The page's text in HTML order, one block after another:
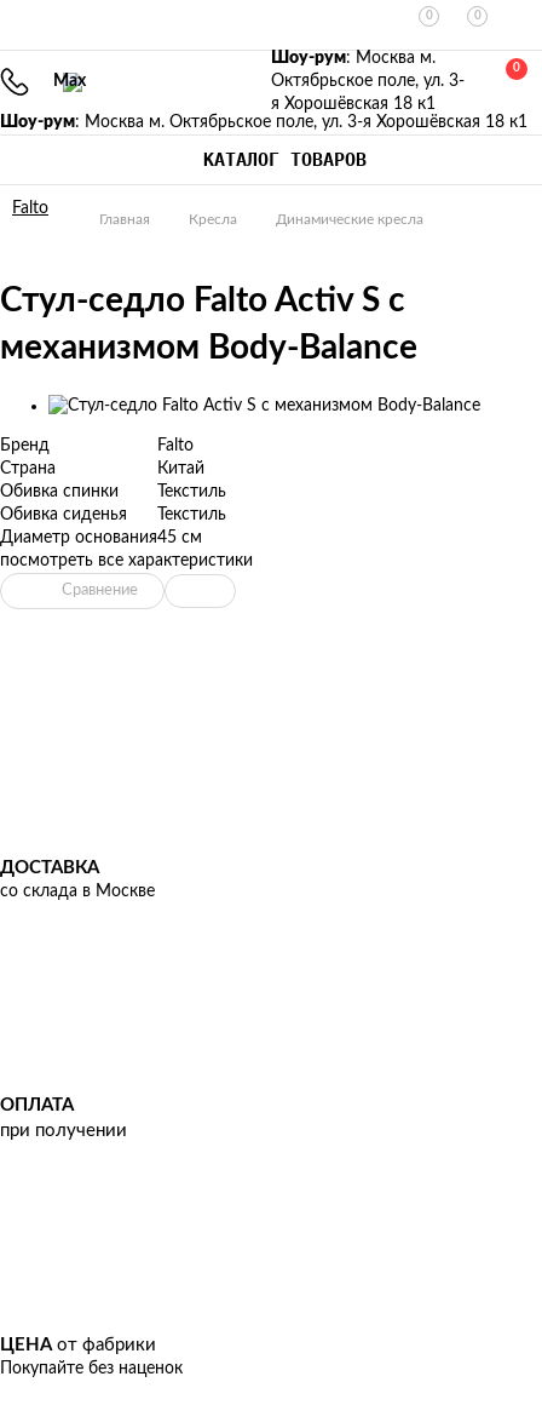
0 0
Max
Шоу-рум: Москва м.
Октябрьское поле, ул. 3-
я Хорошёвская 18 к1
0
Шоу-рум: Москва м. Октябрьское поле, ул. 3-я Хорошёвская 18 к1
КАТАЛОГ ТОВАРОВ
Главная Кресла Динамические кресла
Стул-седло Falto Activ S с
механизмом Body-Balance
Изображения
Falto
Бренд
Falto
Страна
Китай
Обивка спинки
Текстиль
Обивка сиденья
Текстиль
Диаметр основания45 см
посмотреть все характеристики
Сравнение
ДОСТАВКА
со склада в Москве
ОПЛАТА
при получении
ЦЕНА от фабрики
Покупайте без наценок